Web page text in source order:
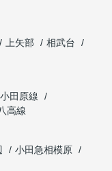
上矢部
相武台
田原線
高線
小田急相模原